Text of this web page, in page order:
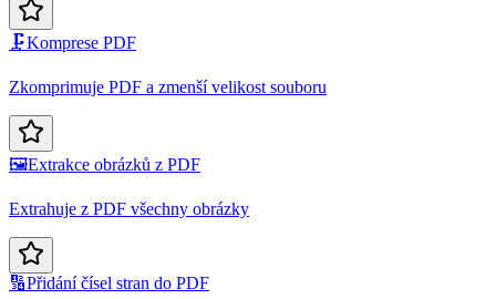
🗜️Komprese PDF
Zkomprimuje PDF a zmenší velikost souboru
🖼️Extrakce obrázků z PDF
Extrahuje z PDF všechny obrázky
🔢Přidání čísel stran do PDF